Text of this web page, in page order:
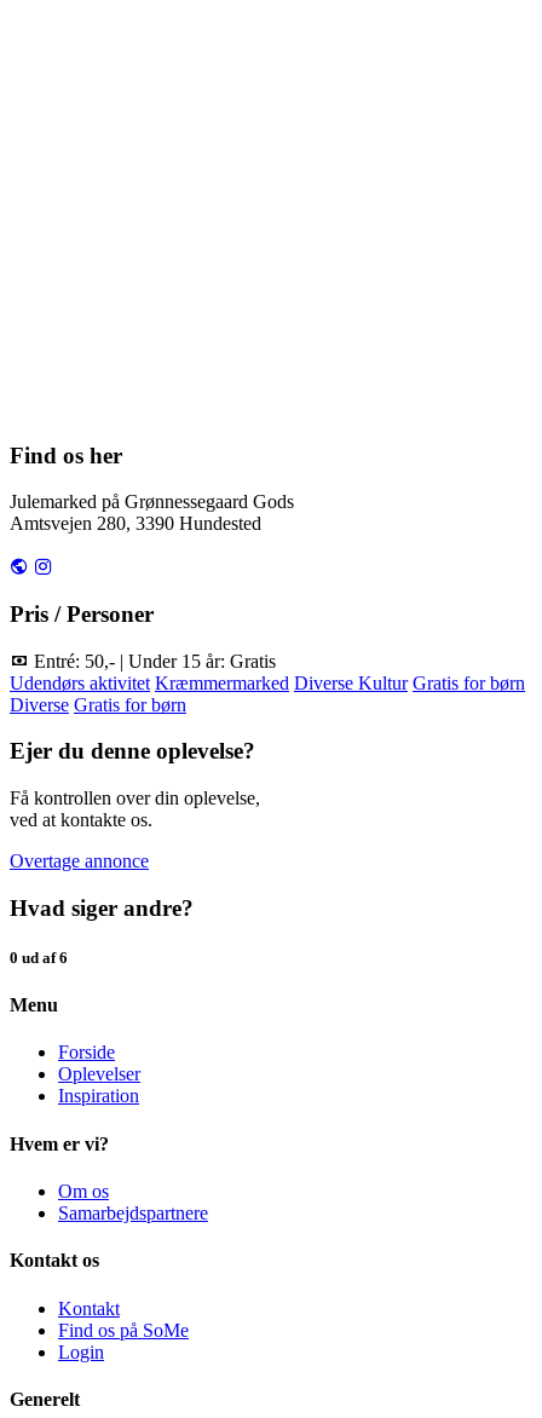
Find os her
Julemarked på Grønnessegaard Gods
Amtsvejen 280, 3390 Hundested
Pris / Personer
Entré: 50,- | Under 15 år: Gratis
Udendørs aktivitet Kræmmermarked Diverse Kultur Gratis for børn
Diverse Gratis for børn
Ejer du denne oplevelse?
Få kontrollen over din oplevelse,
ved at kontakte os.
Overtage annonce
Hvad siger andre?
0 ud af 6
Menu
Forside
Oplevelser
Inspiration
Hvem er vi?
Om os
Samarbejdspartnere
Kontakt os
Kontakt
Find os på SoMe
Login
Generelt